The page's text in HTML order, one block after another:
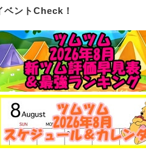
ベントCheck！